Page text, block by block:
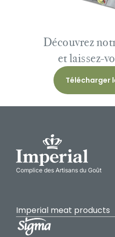
Découvrez
et laissez-
Télécharger
Complice des Artisans du Goût
Imperial meat products